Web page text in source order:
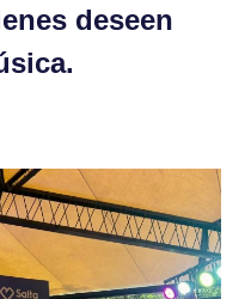
deseen